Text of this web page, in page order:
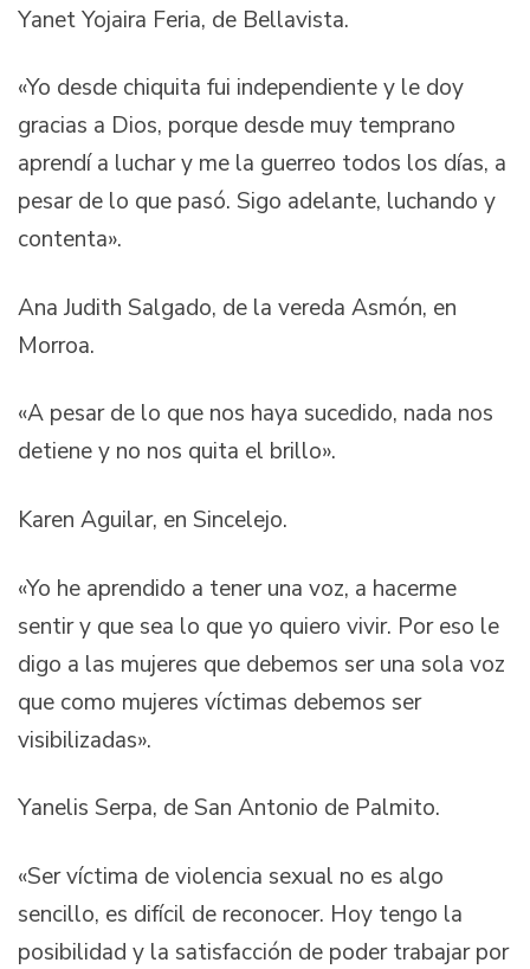
Yanet Yojaira Feria, de Bellavista.
«Yo desde chiquita fui independiente y le doy
gracias a Dios, porque desde muy temprano
aprendí a luchar y me la guerreo todos los días, a
pesar de lo que pasó. Sigo adelante, luchando y
contenta».
Ana Judith Salgado, de la vereda Asmón, en
Morroa.
«A pesar de lo que nos haya sucedido, nada nos
detiene y no nos quita el brillo».
Karen Aguilar, en Sincelejo.
«Yo he aprendido a tener una voz, a hacerme
sentir y que sea lo que yo quiero vivir. Por eso le
digo a las mujeres que debemos ser una sola voz
que como mujeres víctimas debemos ser
visibilizadas».
Yanelis Serpa, de San Antonio de Palmito.
«Ser víctima de violencia sexual no es algo
sencillo, es difícil de reconocer. Hoy tengo la
posibilidad y la satisfacción de poder trabajar por